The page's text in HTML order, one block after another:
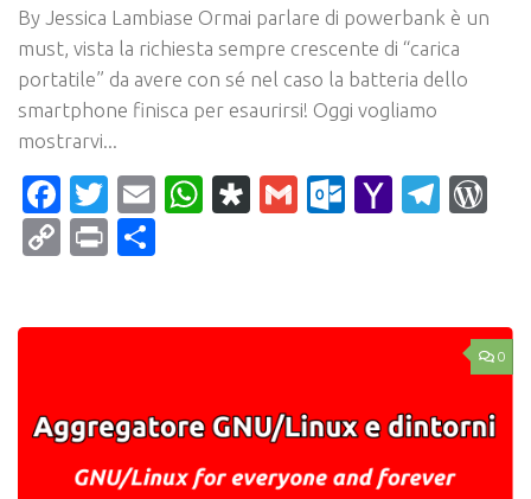
By Jessica Lambiase Ormai parlare di powerbank è un
must, vista la richiesta sempre crescente di “carica
portatile” da avere con sé nel caso la batteria dello
smartphone finisca per esaurirsi! Oggi vogliamo
mostrarvi...
Facebook
Twitter
EmailWhatsApp
Diaspora
Gmail Yahoo
CopyPrint
0